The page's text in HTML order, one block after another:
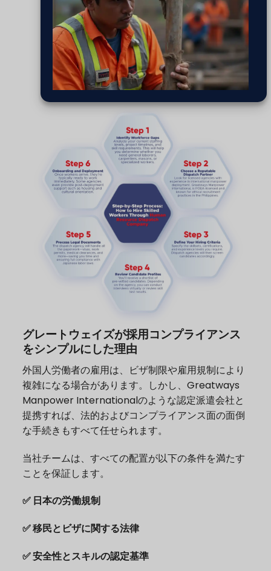
グレートウェイズが採用コンプライアンス
をシンプルにした理由
外国人労働者の雇用は、ビザ制限や雇用規制により
複雑になる場合があります。しかし、Greatways
Manpower Internationalのような認定派遣会社と
提携すれば、法的およびコンプライアンス面の面倒
な手続きもすべて任せられます。
当社チームは、すべての配置が以下の条件を満たす
ことを保証します。
✅ 日本の労働規制
✅ 移民とビザに関する法律
✅ 安全性とスキルの認定基準